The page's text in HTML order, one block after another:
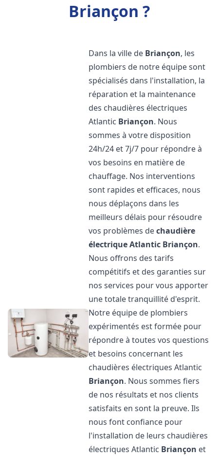
Briançon ?
Dans la ville de Briançon, les
plombiers de notre équipe sont
spécialisés dans l'installation, la
réparation et la maintenance
des chaudières électriques
Atlantic Briançon. Nous
sommes à votre disposition
24h/24 et 7j/7 pour répondre à
vos besoins en matière de
chauffage. Nos interventions
sont rapides et efficaces, nous
nous déplaçons dans les
meilleurs délais pour résoudre
vos problèmes dechaudière
électrique Atlantic Briançon.
Nous offrons des tarifs
compétitifs et des garanties sur
nos services pour vous apporter
une totale tranquillité d'esprit.
Notre équipe de plombiers
expérimentés est formée pour
répondre à toutes vos questions
et besoins concernant les
chaudières électriques Atlantic
Briançon. Nous sommes fiers
de nos résultats et nos clients
satisfaits en sont la preuve. Ils
nous font confiance pour
l'installation de leurs chaudières
électriques Atlantic Briançon et